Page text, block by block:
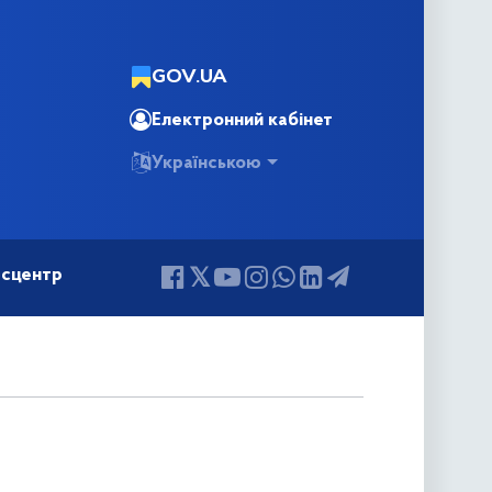
GOV.UA
Електронний кабінет
Українською